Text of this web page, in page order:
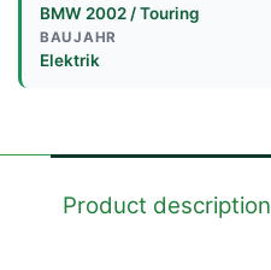
BMW 2002 / Touring
BAUJAHR
Elektrik
Product description